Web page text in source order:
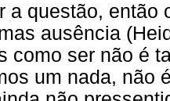
a questão, então
ausência
como ser não é
um nada, não